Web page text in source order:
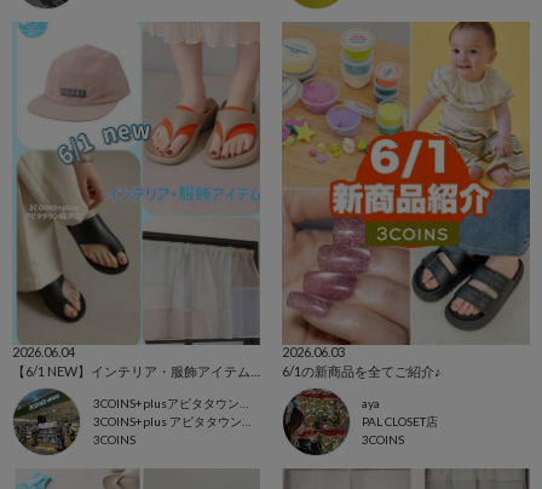
2026.06.04
3COINS
2026.06.03
6/1の新商品を全てご紹介♪
aya
PAL CLOSET店
3COINS